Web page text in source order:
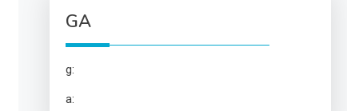
GA
g:
a: